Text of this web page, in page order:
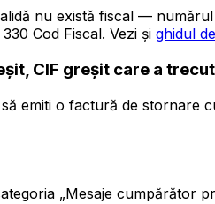
nu există fiscal —
Cod Fiscal. Vezi și ghidul
CIF greșit care a
emiti o factură de stornare
„Mesaje cumpărător